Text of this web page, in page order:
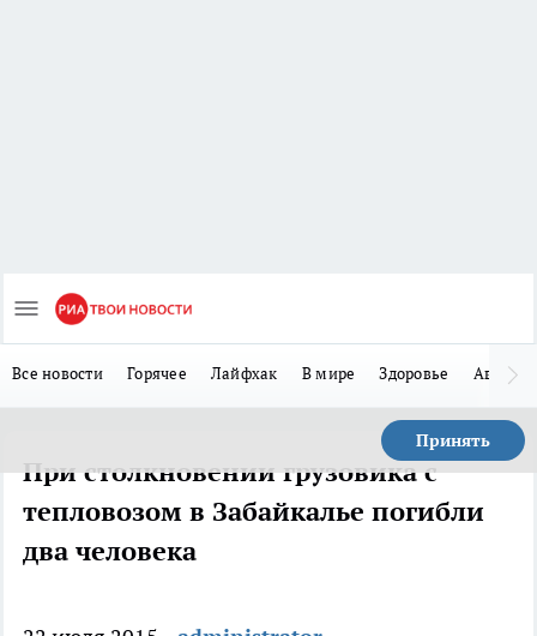
Все новости Горячее Лайфхак В мире Здоровье Авто
Принять
При столкновении грузовика с
тепловозом в Забайкалье погибли
два человека